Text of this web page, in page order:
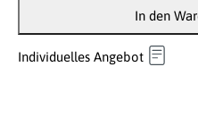
In den
Individuelles Angebot